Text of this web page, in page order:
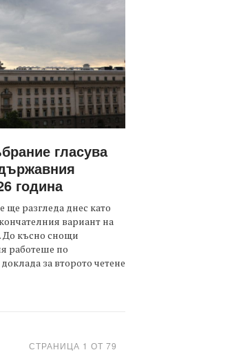
гласува
година
разгледа днес като
вариант на
късно снощи
работеше по
за второто четене
СТРАНИЦА 1 ОТ 79